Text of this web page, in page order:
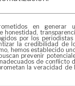
en generar
honestidad,
por los periodistas
la credibilidad de
hemos establecido
prevenir
de conflicto
la veracidad de